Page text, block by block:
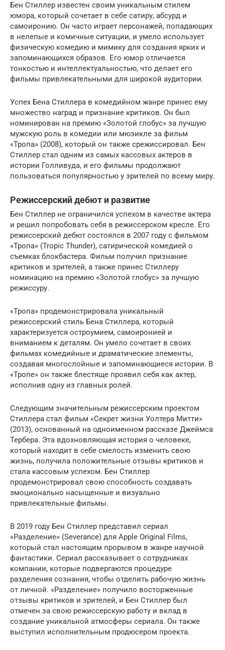
Бен Стиллер известен своим уникальным стилем
юмора, который сочетает в себе сатиру, абсурд и
самоиронию. Он часто играет персонажей, попадающих
в нелепые и комичные ситуации, и умело использует
физическую комедию и мимику для создания ярких и
запоминающихся образов. Его юмор отличается
тонкостью и интеллектуальностью, что делает его
фильмы привлекательными для широкой аудитории.
Успех Бена Стиллера в комедийном жанре принес ему
множество наград и признание критиков. Он был
номинирован на премию «Золотой глобус» за лучшую
мужскую роль в комедии или мюзикле за фильм
«Тропа» (2008), который он также срежиссировал. Бен
Стиллер стал одним из самых кассовых актеров в
истории Голливуда, и его фильмы продолжают
пользоваться популярностью у зрителей по всему миру.
Режиссерский дебют и развитие
Бен Стиллер не ограничился успехом в качестве актера
и решил попробовать себя в режиссерском кресле. Его
режиссерский дебют состоялся в 2007 году с фильмом
«Тропа» (Tropic Thunder), сатирической комедией о
съемках блокбастера. Фильм получил признание
критиков и зрителей, а также принес Стиллерy
номинацию на премию «Золотой глобус» за лучшую
режиссуру.
«Тропа» продемонстрировала уникальный
режиссерский стиль Бена Стиллера, который
характеризуется остроумием, самоиронией и
вниманием к деталям. Он умело сочетает в своих
фильмах комедийные и драматические элементы,
создавая многослойные и запоминающиеся истории. В
«Тропе» он также блестяще проявил себя как актер,
исполнив одну из главных ролей.
Следующим значительным режиссерским проектом
Стиллера стал фильм «Секрет жизни Уолтера Митти»
(2013), основанный на одноименном рассказе Джеймса
Тербера. Эта вдохновляющая история о человеке,
который находит в себе смелость изменить свою
жизнь, получила положительные отзывы критиков и
стала кассовым успехом. Бен Стиллер
продемонстрировал свою способность создавать
эмоционально насыщенные и визуально
привлекательные фильмы.
В 2019 году Бен Стиллер представил сериал
«Разделение» (Severance) для Apple Original Films,
который стал настоящим прорывом в жанре научной
фантастики. Сериал рассказывает о сотрудниках
компании, которые подвергаются процедуре
разделения сознания, чтобы отделить рабочую жизнь
от личной. «Разделение» получило восторженные
отзывы критиков и зрителей, и Бен Стиллер был
отмечен за свою режиссерскую работу и вклад в
создание уникальной атмосферы сериала. Он также
выступил исполнительным продюсером проекта.